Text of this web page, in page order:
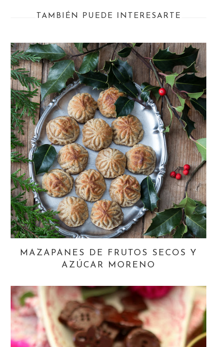
TAMBIÉN PUEDE INTERESARTE
MAZAPANES DE FRUTOS SECOS Y
AZÚCAR MORENO